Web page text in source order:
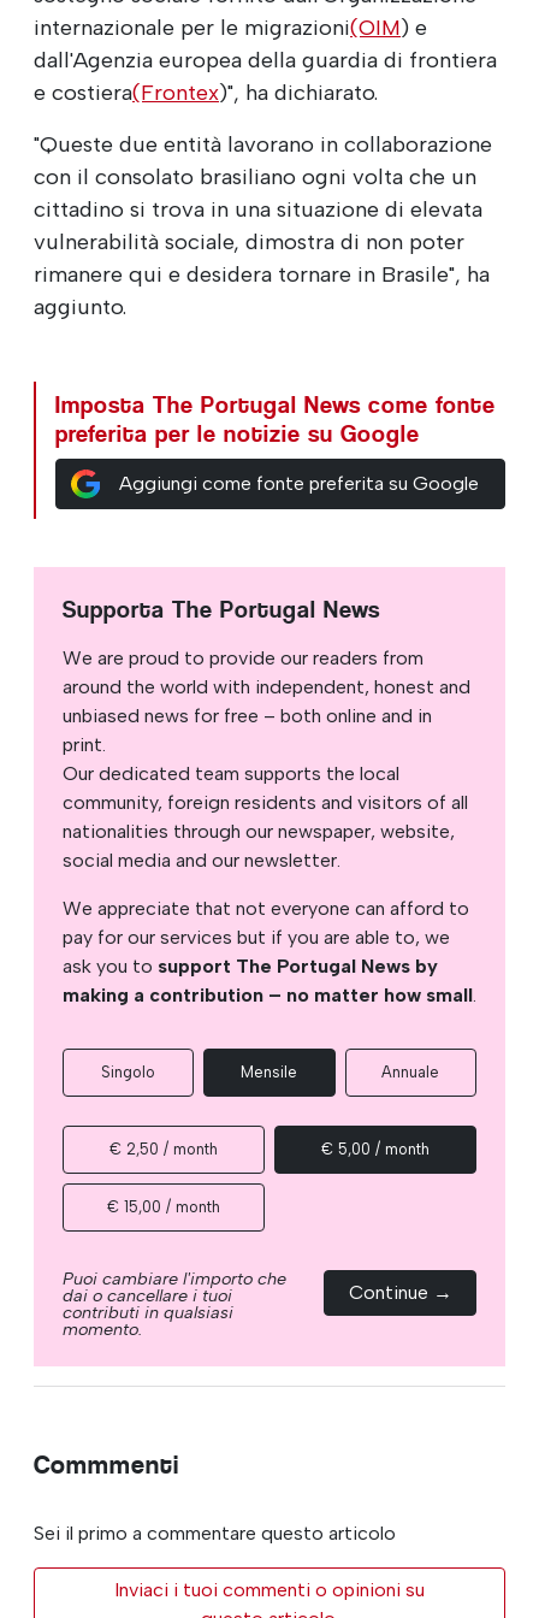
internazionale per le migrazioni(OIM) e
dall'Agenzia europea della guardia di frontiera
e costiera(Frontex)", ha dichiarato.
"Queste due entità lavorano in collaborazione
con il consolato brasiliano ogni volta che un
cittadino si trova in una situazione di elevata
vulnerabilità sociale, dimostra di non poter
rimanere qui e desidera tornare in Brasile", ha
aggiunto.
Imposta The Portugal News come fonte
preferita per le notizie su Google
Aggiungi come fonte preferita su Google
Supporta The Portugal News
We are proud to provide our readers from
around the world with independent, honest and
unbiased news for free – both online and in
print.
Our dedicated team supports the local
community, foreign residents and visitors of all
nationalities through our newspaper, website,
social media and our newsletter.
We appreciate that not everyone can afford to
pay for our services but if you are able to, we
ask you to support The Portugal News by
making a contribution – no matter how small.
Singolo Mensile Annuale
€ 2,50 / month € 5,00 / month
€ 15,00 / month
Puoi cambiare l'importo che
dai o cancellare i tuoi
contributi in qualsiasi
momento.
Continue →
Commmenti
Sei il primo a commentare questo articolo
Inviaci i tuoi commenti o opinioni su